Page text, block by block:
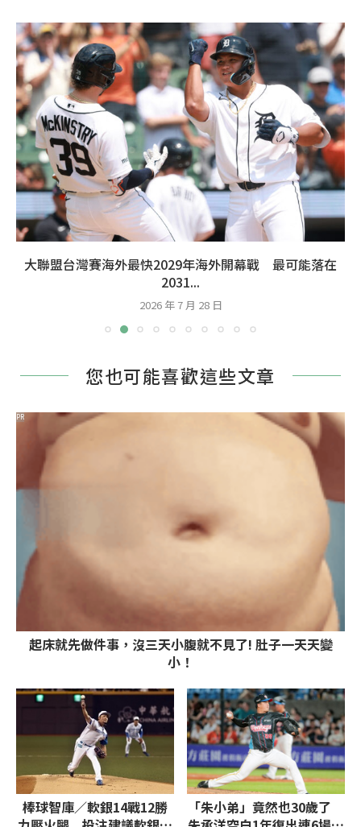
大聯盟台灣賽海外最快2029年海外開幕戰 最可能落在
2031...
2026 年 7 月 28 日
您也可能喜歡這些文章
起床就先做件事，沒三天小腹就不見了! 肚子一天天變
小！
PR
棒球智庫／軟銀14戰12勝
「朱小弟」竟然也30歲了